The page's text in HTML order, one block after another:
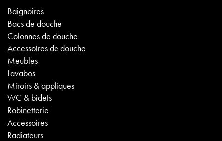
Baignoires
Bacs de douche
Colonnes de douche
Accessoires de douche
Meubles
Lavabos
Miroirs & appliques
WC & bidets
Robinetterie
Accessoires
Radiateurs